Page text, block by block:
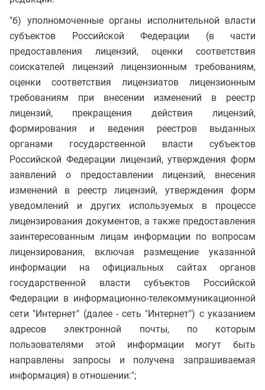
"б) уполномоченные органы исполнительной власти
субъектов Российской Федерации (в части
предоставления лицензий, оценки соответствия
соискателей лицензий лицензионным требованиям,
оценки соответствия лицензиатов лицензионным
требованиям при внесении изменений в реестр
лицензий, прекращения действия лицензий,
формирования и ведения реестров выданных
органами государственной власти субъектов
Российской Федерации лицензий, утверждения форм
заявлений о предоставлении лицензий, внесения
изменений в реестр лицензий, утверждения форм
уведомлений и других используемых в процессе
лицензирования документов, а также предоставления
заинтересованным лицам информации по вопросам
лицензирования, включая размещение указанной
информации на официальных сайтах органов
государственной власти субъектов Российской
Федерации в информационно-телекоммуникационной
сети "Интернет" (далее - сеть "Интернет") с указанием
адресов электронной почты, по которым
пользователями этой информации могут быть
направлены запросы и получена запрашиваемая
информация) в отношении:";